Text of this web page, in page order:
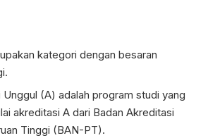
kategori dengan besaran
(A) adalah program studi yang
akreditasi A dari Badan Akreditasi
Tinggi (BAN-PT).